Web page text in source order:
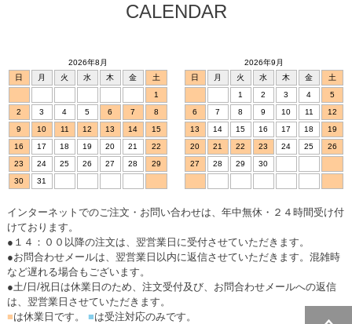
CALENDAR
2026年8月
日
月 火 水 木 金
土
1
2
3 4 5 6 7
8
9
10 11 12 13 14
15
16
17 18 19 20 21
22
23
24 25 26 27 28
29
30
31
2026年9月
日
月 火 水 木 金
土
1
2 3 4
5
6
7 8 9 10 11
12
13
14 15 16 17 18
19
20
21 22 23 24 25
26
27
28 29 30
インターネットでのご注文・お問い合わせは、年中無休・２４時間受け付
けております。
●１４：００以降の注文は、翌営業日に受付させていただきます。
●お問合わせメールは、翌営業日以内に返信させていただきます。混雑時
など遅れる場合もございます。
●土/日/祝日は休業日のため、注文受付及び、お問合わせメールへの返信
は、翌営業日させていただきます。
■は休業日です。 ■は受注対応のみです。